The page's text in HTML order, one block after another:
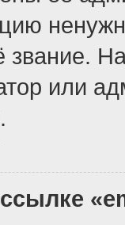
звание.
или